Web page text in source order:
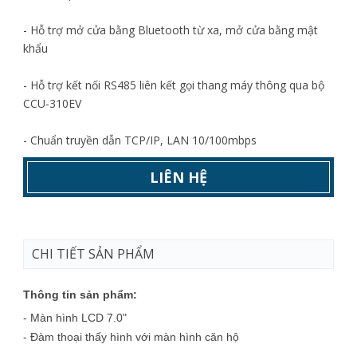
- Hỗ trợ mở cửa bằng Bluetooth từ xa, mở cửa bằng mật
khẩu
- Hỗ trợ kết nối RS485 liên kết gọi thang máy thông qua bộ
CCU-310EV
- Chuẩn truyền dẫn TCP/IP, LAN 10/100mbps
LIÊN HỆ
CHI TIẾT SẢN PHẨM
Thông tin sản phẩm:
- Màn hình LCD 7.0"
- Đàm thoại thấy hình với màn hình căn hộ